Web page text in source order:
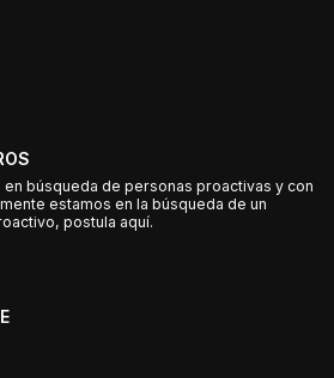
en búsqueda de personas proactivas y con
estamos en la búsqueda de un
postula aquí.